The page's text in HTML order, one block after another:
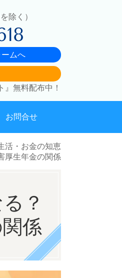
除く）
ムへ
無料配布中！
お問合せ
活・お金の知恵
厚生年金の関係
？
係